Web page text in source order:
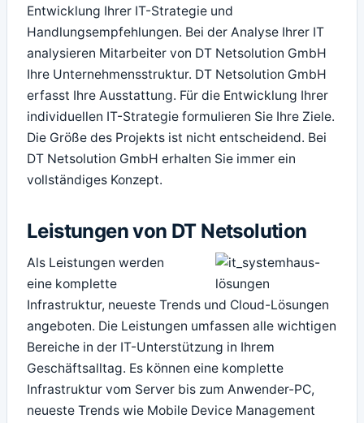
Entwicklung Ihrer IT-Strategie und
Handlungsempfehlungen. Bei der Analyse Ihrer IT
analysieren Mitarbeiter von DT Netsolution GmbH
Ihre Unternehmensstruktur. DT Netsolution GmbH
erfasst Ihre Ausstattung. Für die Entwicklung Ihrer
individuellen IT-Strategie formulieren Sie Ihre Ziele.
Die Größe des Projekts ist nicht entscheidend. Bei
DT Netsolution GmbH erhalten Sie immer ein
vollständiges Konzept.
Leistungen von DT Netsolution
Als Leistungen werden
eine komplette
Infrastruktur, neueste Trends und Cloud-Lösungen
angeboten. Die Leistungen umfassen alle wichtigen
Bereiche in der IT-Unterstützung in Ihrem
Geschäftsalltag. Es können eine komplette
Infrastruktur vom Server bis zum Anwender-PC,
neueste Trends wie Mobile Device Management